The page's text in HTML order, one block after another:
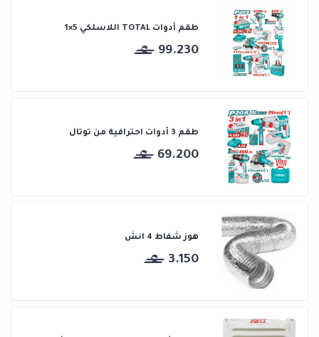
طقم أدوات TOTAL اللاسلكي 5×1
99.230
طقم 3 أدوات احترافية من توتال
69.200
هوز شفاط 4 انش
3.150